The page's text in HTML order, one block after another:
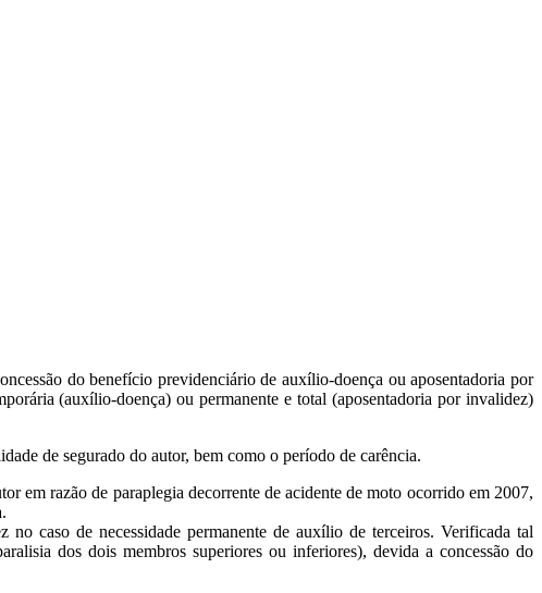
do benefício previdenciário de auxílio-doença ou aposentadoria por
(auxílio-doença) ou permanente e total (aposentadoria por invalidez)
de segurado do autor, bem como o período de carência.
em razão de paraplegia decorrente de acidente de moto ocorrido em 2007,
caso de necessidade permanente de auxílio de terceiros. Verificada tal
dos dois membros superiores ou inferiores), devida a concessão do